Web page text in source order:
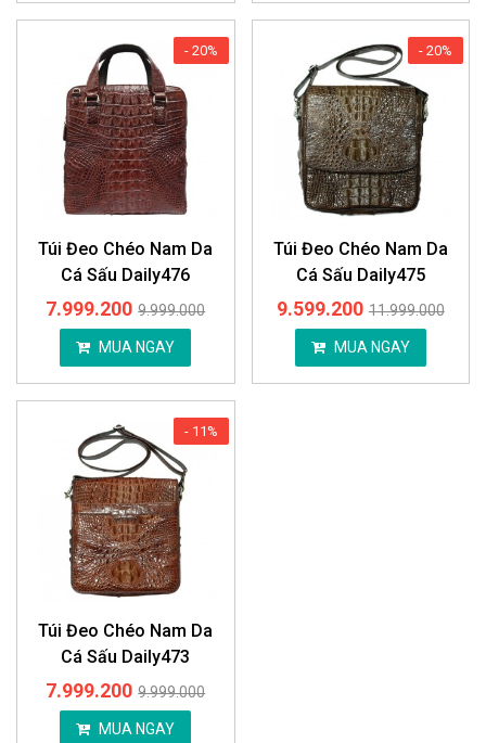
- 20%
Túi Đeo Chéo Nam Da
Cá Sấu Daily476
7.999.200 9.999.000
MUA NGAY
- 20%
Túi Đeo Chéo Nam Da
Cá Sấu Daily475
9.599.200 11.999.000
MUA NGAY
- 11%
Túi Đeo Chéo Nam Da
Cá Sấu Daily473
7.999.200 9.999.000
MUA NGAY